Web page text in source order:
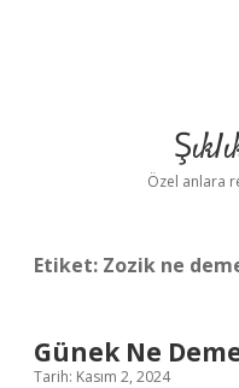
Özel anlara
Etiket: Zozik ne
Günek Ne
Tarih: Kasım 2, 2024